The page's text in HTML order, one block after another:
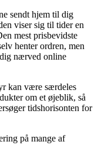
sendt hjem til dig
viser sig til tider en
mest prisbevidste
henter ordren, men
nærved online
kan være særdeles
om et øjeblik, så
tidshorisonten for
på mange af